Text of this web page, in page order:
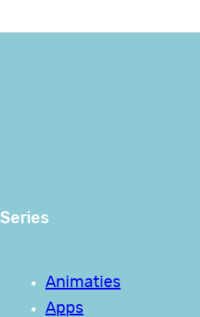
Series
Animaties
Apps